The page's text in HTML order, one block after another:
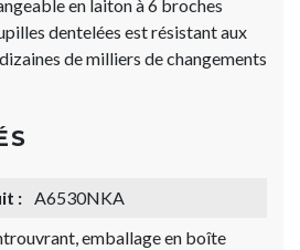
en laiton à 6 broches
dentelées est résistant aux
de milliers de changements
: A6530NKA
emballage en boîte